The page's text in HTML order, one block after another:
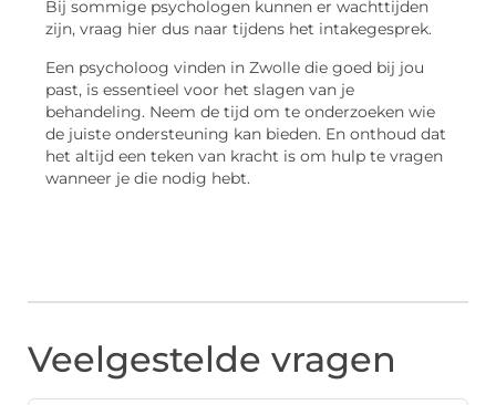
Bij sommige psychologen kunnen er wachttijden
zijn, vraag hier dus naar tijdens het intakegesprek.
Een psycholoog vinden in Zwolle die goed bij jou
past, is essentieel voor het slagen van je
behandeling. Neem de tijd om te onderzoeken wie
de juiste ondersteuning kan bieden. En onthoud dat
het altijd een teken van kracht is om hulp te vragen
wanneer je die nodig hebt.
Veelgestelde vragen